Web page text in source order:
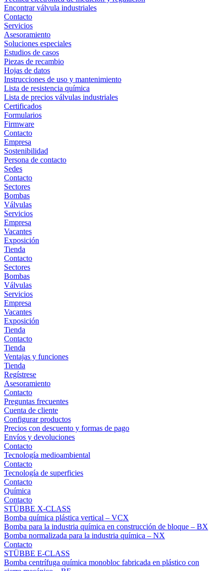
Encontrar válvula industriales
Contacto
Servicios
Asesoramiento
Soluciones especiales
Estudios de casos
Piezas de recambio
Hojas de datos
Instrucciones de uso y mantenimiento
Lista de resistencia química
Lista de precios válvulas industriales
Certificados
Formularios
Firmware
Contacto
Empresa
Sostenibilidad
Persona de contacto
Sedes
Contacto
Sectores
Bombas
Válvulas
Servicios
Empresa
Vacantes
Exposición
Tienda
Contacto
Sectores
Bombas
Válvulas
Servicios
Empresa
Vacantes
Exposición
Tienda
Contacto
Tienda
Ventajas y funciones
Tienda
Regístrese
Asesoramiento
Contacto
Preguntas frecuentes
Cuenta de cliente
Configurar productos
Precios con descuento y formas de pago
Envíos y devoluciones
Contacto
Tecnología medioambiental
Contacto
Tecnología de superficies
Contacto
Química
Contacto
STÜBBE X-CLASS
Bomba química plástica vertical – VCX
Bomba para la industria química en construcción de bloque – BX
Bomba normalizada para la industria química – NX
Contacto
STÜBBE E-CLASS
Bomba centrífuga química monobloc fabricada en plástico con